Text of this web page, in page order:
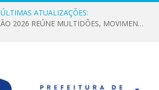
ÚLTIMAS ATUALIZAÇÕES:
FESTIVAL DE VERÃO 2026 REÚNE MULTIDÕES, MOVIMENTA A ECONOMIA E FORTALECE A CULTURA LOCAL